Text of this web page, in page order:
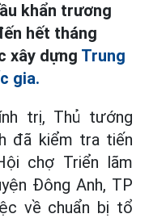
khẩn trương
hết tháng
xây dựng Trung
gia.
trị, Thủ tướng
đã kiểm tra tiến
chợ Triển lãm
Đông Anh, TP
về chuẩn bị tổ